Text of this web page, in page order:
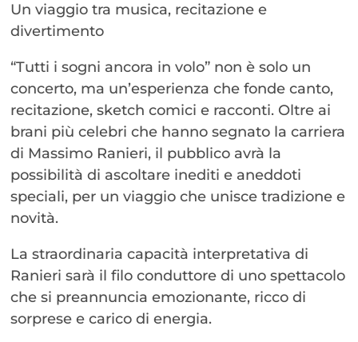
Un viaggio tra musica, recitazione e
divertimento
“Tutti i sogni ancora in volo” non è solo un
concerto, ma un’esperienza che fonde canto,
recitazione, sketch comici e racconti. Oltre ai
brani più celebri che hanno segnato la carriera
di Massimo Ranieri, il pubblico avrà la
possibilità di ascoltare inediti e aneddoti
speciali, per un viaggio che unisce tradizione e
novità.
La straordinaria capacità interpretativa di
Ranieri sarà il filo conduttore di uno spettacolo
che si preannuncia emozionante, ricco di
sorprese e carico di energia.